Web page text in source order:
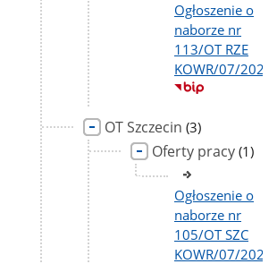
Ogłoszenie o
naborze nr
113/OT RZE
KOWR/07/2026
OT Szczecin liczba
podstron
(3)
Oferty pracy liczba
(1)
Ogłoszenie o
naborze nr
105/OT SZC
KOWR/07/2026